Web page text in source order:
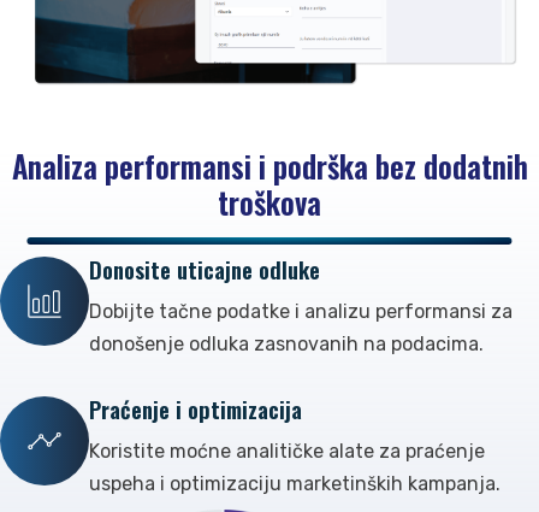
Analiza performansi i podrška bez dodatnih
troškova
Donosite uticajne odluke
Dobijte tačne podatke i analizu performansi za
donošenje odluka zasnovanih na podacima.
Praćenje i optimizacija
Koristite moćne analitičke alate za praćenje
uspeha i optimizaciju marketinških kampanja.